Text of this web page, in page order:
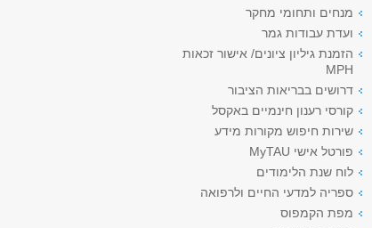
מנחים ותחומי מחקר
ועדת עבודות גמר
הזמנת גיליון ציונים/ אישור זכאות
MPH
דרושים בבריאות הציבור
קורסי רענון חינמיים באקסל
שירות חיפוש מקורות מידע
פורטל אישי MyTAU
לוח שנת הלימודים
ספריה למדעי החיים ולרפואה
מפת הקמפוס